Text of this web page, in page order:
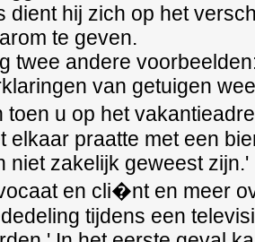
dient hij zich op het
te geven.
twee andere
van getuigen
toen u op het
elkaar praatte met een
niet zakelijk geweest
en cli�nt en meer
tijdens een